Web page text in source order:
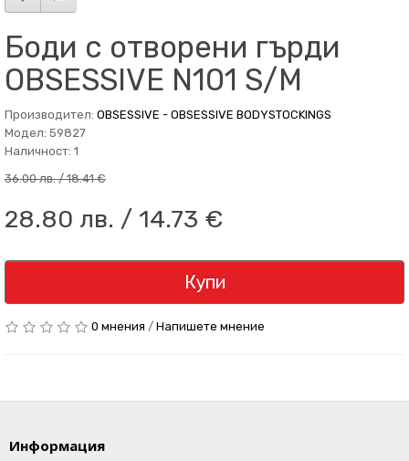
Боди с отворени гърди
OBSESSIVE N101 S/M
Производител: OBSESSIVE - OBSESSIVE BODYSTOCKINGS
Модел: 59827
Наличност: 1
36.00 лв. / 18.41 €
28.80 лв. / 14.73 €
Купи
0 мнения / Напишете мнение
Информация